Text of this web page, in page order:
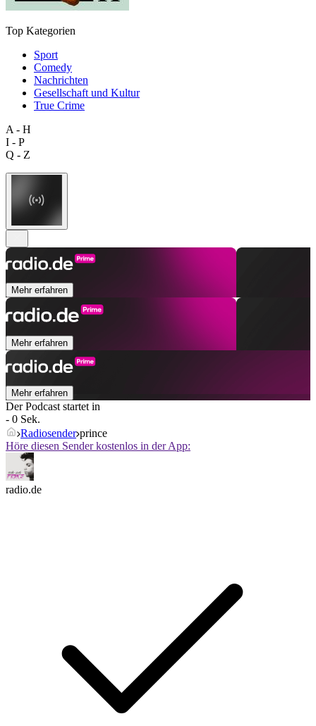
Top Kategorien
Sport
Comedy
Nachrichten
Gesellschaft und Kultur
True Crime
A - H
I - P
Q - Z
Mehr erfahren
Mehr erfahren
Mehr erfahren
Der Podcast startet in
- 0 Sek.
Radiosender prince
Höre diesen Sender kostenlos in der App:
radio.de